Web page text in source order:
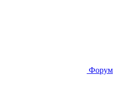
Форум